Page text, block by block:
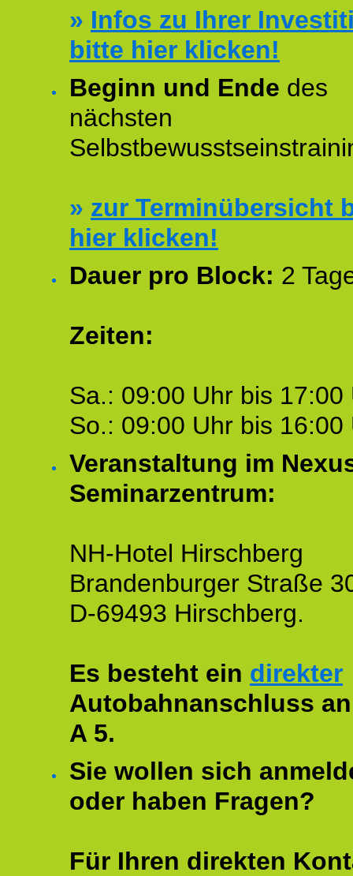
» Infos zu Ihrer
bitte hier klicken!
Beginn und Ende des
nächsten
» zur Terminübersicht
hier klicken!
Dauer pro Block: 2
Zeiten:
Sa.: 09:00 Uhr bis 17:00
So.: 09:00 Uhr bis 16:00
Veranstaltung im
Seminarzentrum:
NH-Hotel Hirschberg
Brandenburger Straße
D-69493 Hirschberg.
Es besteht ein direkter
Autobahnanschluss
A 5.
Sie wollen sich
oder haben Fragen?
Für Ihren direkten